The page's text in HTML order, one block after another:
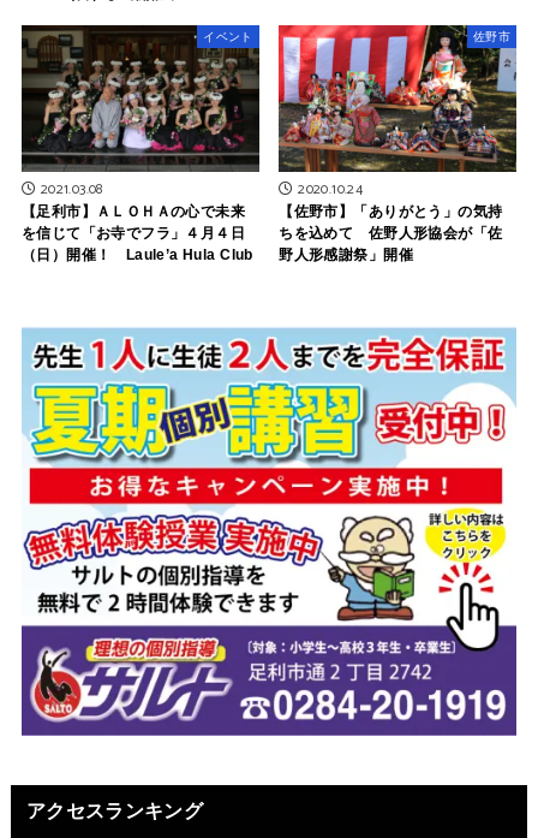
イベント
2021.03.08
【足利市】ＡＬＯＨＡの心で未来
を信じて「お寺でフラ」４月４日
（日）開催！ Laule’a Hula Club
佐野市
2020.10.24
【佐野市】「ありがとう」の気持
ちを込めて 佐野人形協会が「佐
野人形感謝祭」開催
アクセスランキング